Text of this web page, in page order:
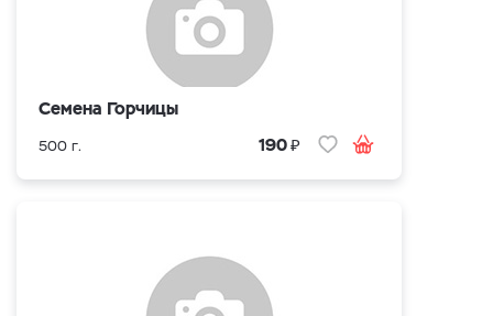
Семена Горчицы
500 г. 190₽